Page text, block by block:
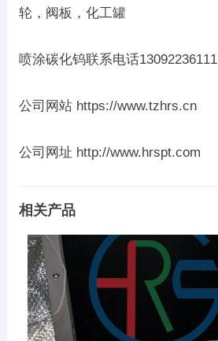
轮，阀板，化工罐
喷涂碳化钨联系电话13092236111
公司网站 https://www.tzhrs.cn
公司网址 http://www.hrspt.com
相关产品